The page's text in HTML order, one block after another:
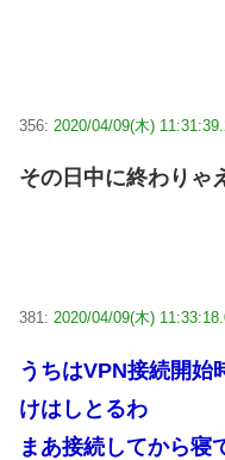
356: 2020/04/09(木)
その日中に終わりゃ
381: 2020/04/09(木)
うちはVPN接続開始
けはしとるわ
まあ接続してから寝